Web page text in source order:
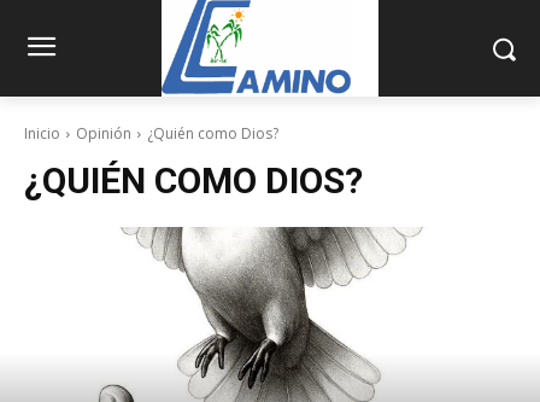
Inicio Opinión ¿Quién como Dios?
¿QUIÉN COMO DIOS?